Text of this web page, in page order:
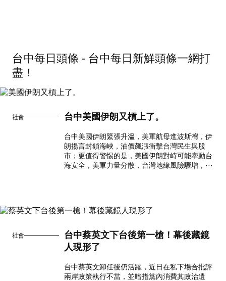
台中每日頭條 - 台中每日新鮮頭條一網打
盡！
社會 台中美國伊朗又槓上了。
台中美國伊朗緊張升溫，美軍航母進波斯灣，伊
朗揚言封鎖海峽，油價飆漲衝擊台灣民生與股
市；更值得警惕的是，美國伊朗對峙可能牽動台
海安全，美軍力量分散，台灣地緣風險驟增，···
社會
台中蔡英文下台後第一槍！幕後藏鏡
人現形了
台中蔡英文卸任後仍活躍，近日在私下場合批評
兩岸政策執行不當，並暗指黨內消費其政治遺